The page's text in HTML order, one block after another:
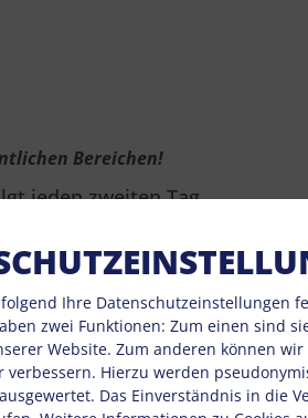
Bereichen!
jeden zweiten Tag
& größte
Ihre Datenschutzeinstellungen
zwei Funktionen: Zum einen sind
Website. Zum anderen können
verbessern. Hierzu werden
Das Einverständnis in die